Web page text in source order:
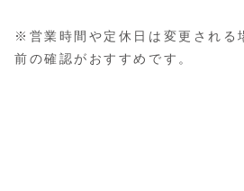
※営業時間や定休日は変更される
前の確認がおすすめです。